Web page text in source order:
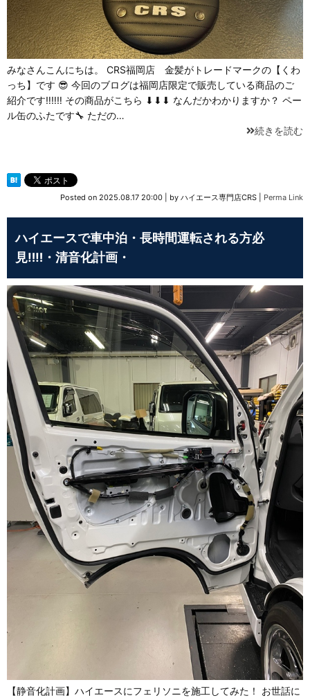
みなさんこんにちは。 CRS福岡店 金髪がトレードマークの【くわ
っち】です 😎 今回のブログは福岡店限定で販売している商品のご
紹介です‼‼‼ その商品がこちら ⬇⬇⬇ なんだかわかりますか？ ペー
ル缶のふたです🔧 ただの…
続きを読む
Posted on 2025.08.17 20:00 by ハイエース専門店CRS Perma Link
ハイエースで車中泊・長時間運転される方必
見‼‼・清音化計画・
【静音化計画】ハイエースにフェリソニを施工してみた！ お世話に